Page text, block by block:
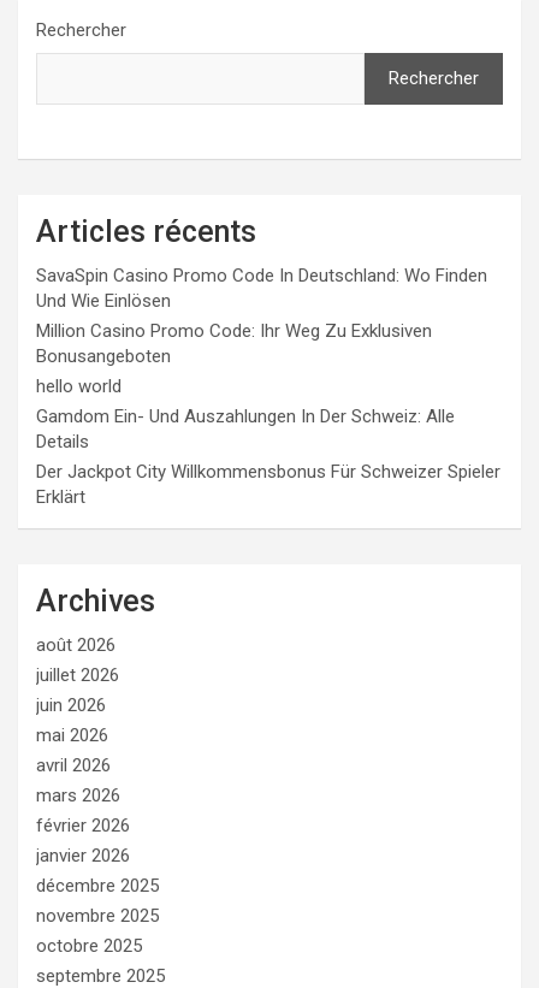
Rechercher
Rechercher
Articles récents
SavaSpin Casino Promo Code In Deutschland: Wo Finden
Und Wie Einlösen
Million Casino Promo Code: Ihr Weg Zu Exklusiven
Bonusangeboten
hello world
Gamdom Ein- Und Auszahlungen In Der Schweiz: Alle
Details
Der Jackpot City Willkommensbonus Für Schweizer Spieler
Erklärt
Archives
août 2026
juillet 2026
juin 2026
mai 2026
avril 2026
mars 2026
février 2026
janvier 2026
décembre 2025
novembre 2025
octobre 2025
septembre 2025